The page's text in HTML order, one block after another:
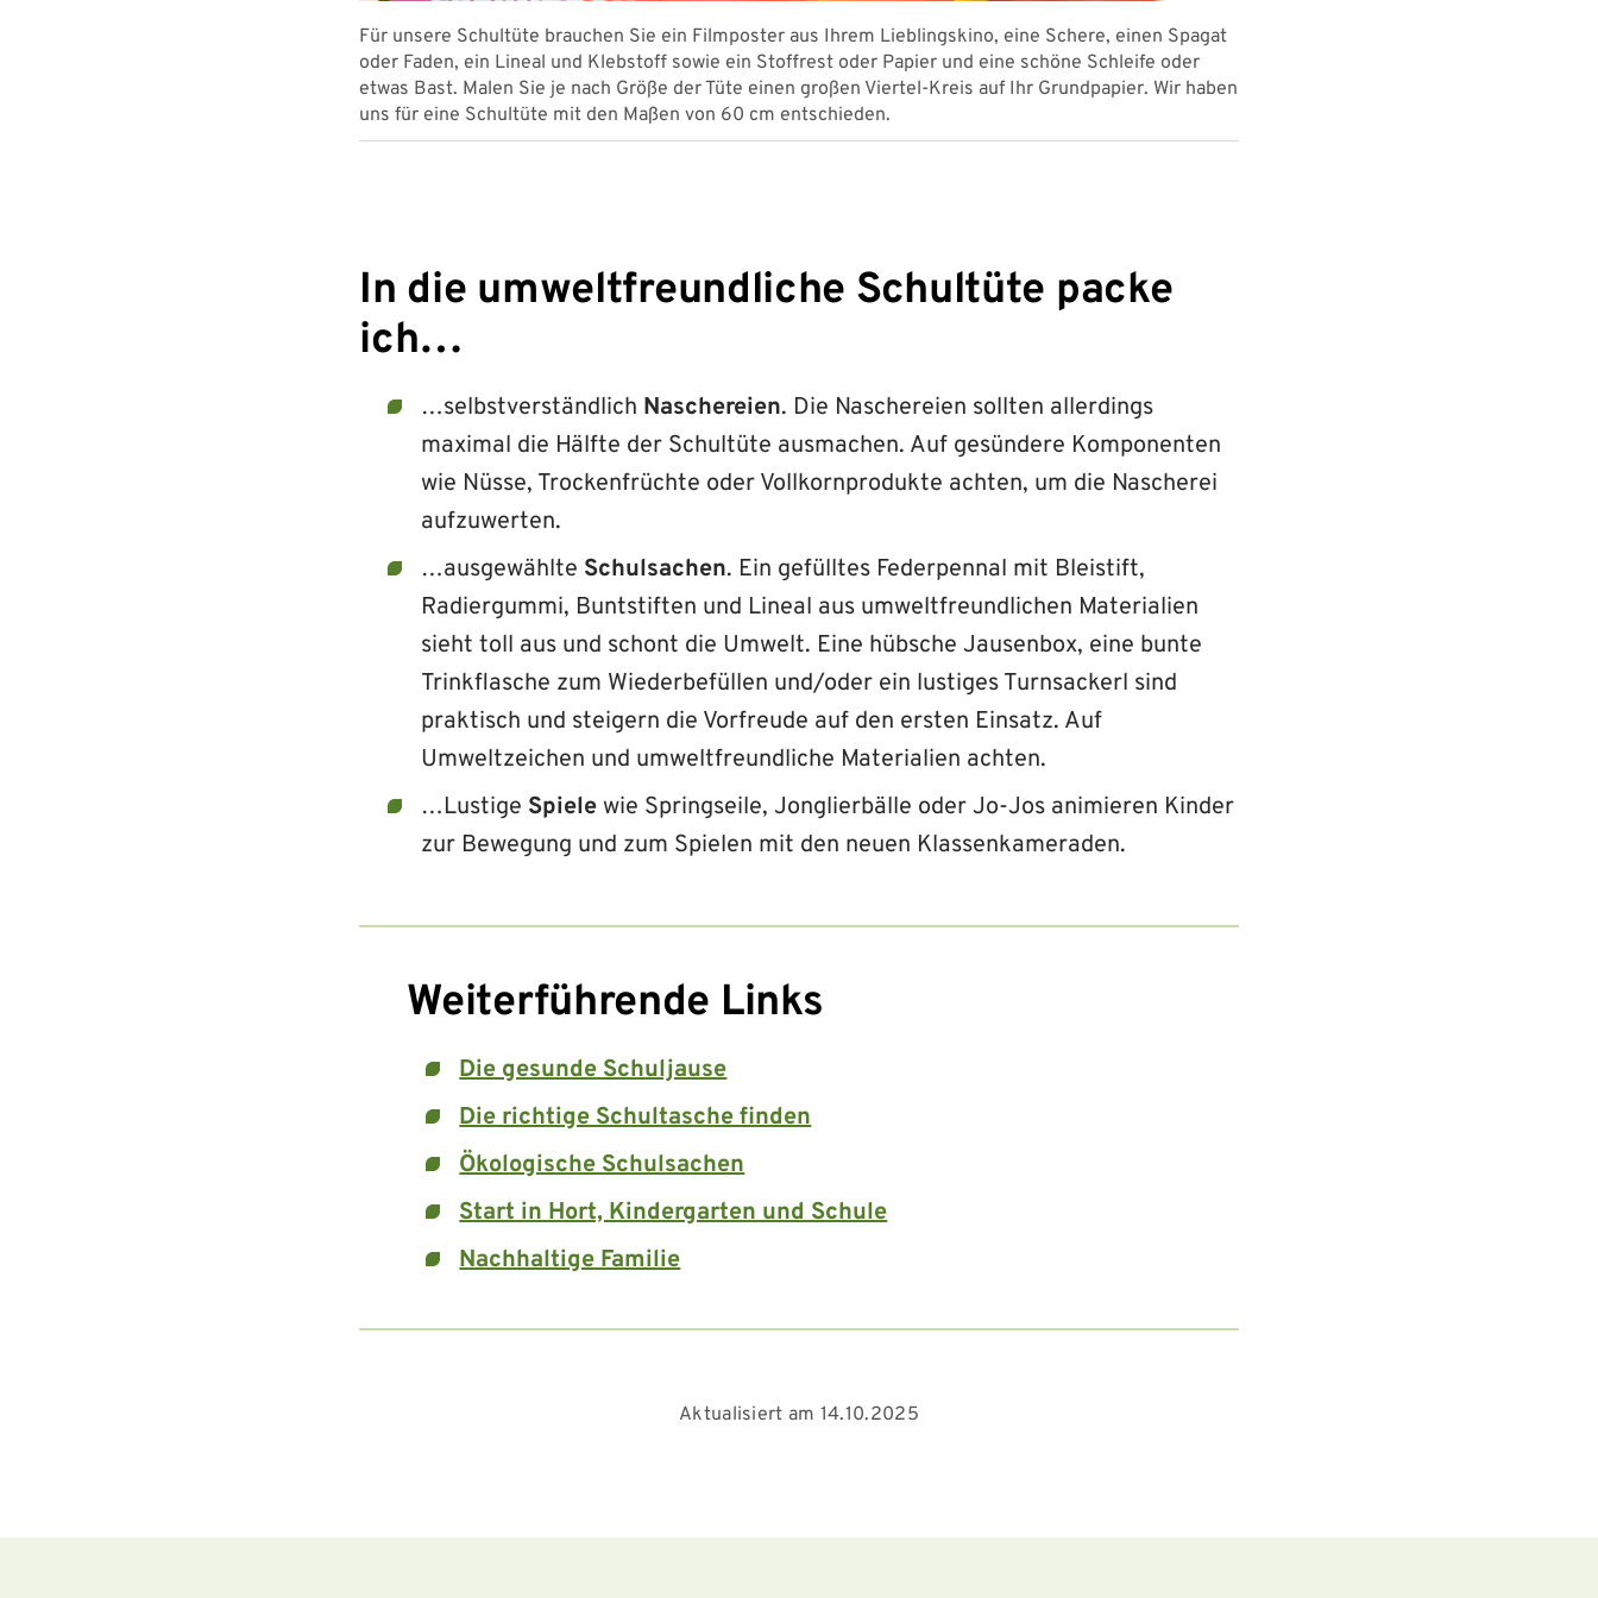
Für unsere Schultüte brauchen Sie ein Filmposter aus Ihrem Lieblingskino, eine Schere, einen Spagat
oder Faden, ein Lineal und Klebstoff sowie ein Stoffrest oder Papier und eine schöne Schleife oder
etwas Bast. Malen Sie je nach Größe der Tüte einen großen Viertel-Kreis auf Ihr Grundpapier. Wir haben
uns für eine Schultüte mit den Maßen von 60 cm entschieden.
In die umweltfreundliche Schultüte packe
ich…
…selbstverständlich Naschereien. Die Naschereien sollten allerdings
maximal die Hälfte der Schultüte ausmachen. Auf gesündere Komponenten
wie Nüsse, Trockenfrüchte oder Vollkornprodukte achten, um die Nascherei
aufzuwerten.
…ausgewählte Schulsachen. Ein gefülltes Federpennal mit Bleistift,
Radiergummi, Buntstiften und Lineal aus umweltfreundlichen Materialien
sieht toll aus und schont die Umwelt. Eine hübsche Jausenbox, eine bunte
Trinkflasche zum Wiederbefüllen und/oder ein lustiges Turnsackerl sind
praktisch und steigern die Vorfreude auf den ersten Einsatz. Auf
Umweltzeichen und umweltfreundliche Materialien achten.
…Lustige Spiele wie Springseile, Jonglierbälle oder Jo-Jos animieren Kinder
zur Bewegung und zum Spielen mit den neuen Klassenkameraden.
Weiterführende Links
Die gesunde Schuljause
Die richtige Schultasche finden
Ökologische Schulsachen
Start in Hort, Kindergarten und Schule
Nachhaltige Familie
Aktualisiert am 14.10.2025